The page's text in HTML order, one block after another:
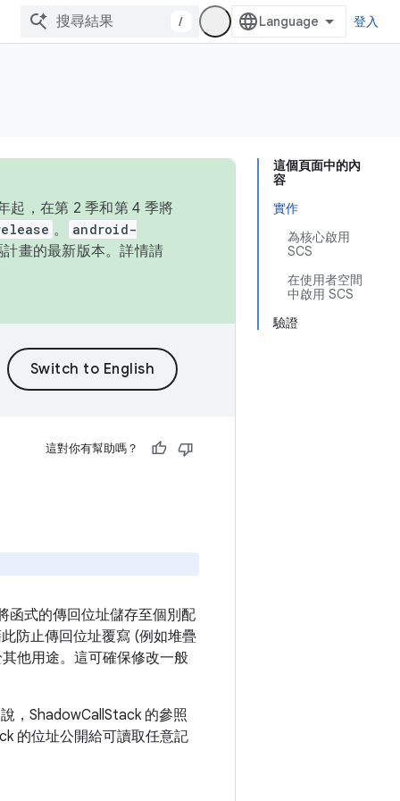
/ 登入
這個頁面中的內
容
實作
為核心啟用
SCS
在使用者空間
中啟用 SCS
驗證
起，在第 2 季和第 4 季將
。 android-
畫的最新版本。詳情請
這對你有幫助嗎？
函式的傳回位址儲存至個別配
防止傳回位址覆寫 (例如堆疊
他用途。這可確保修改一般
，ShadowCallStack 的參照
的位址公開給可讀取任意記